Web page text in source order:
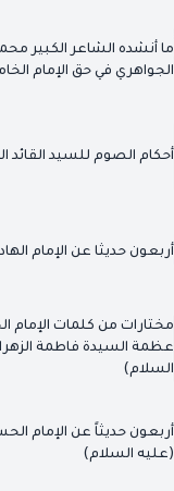
ما أنشده الشاعر الكبير
الجواهري في حق الإمام
أحكام الصوم للسيد القائد
أربعون حديثا عن الإمام
مختارات من كلمات الإمام
عظمة السيدة فاطمة
السلام)
أربعون حديثاً عن الإمام
(عليه السلام)